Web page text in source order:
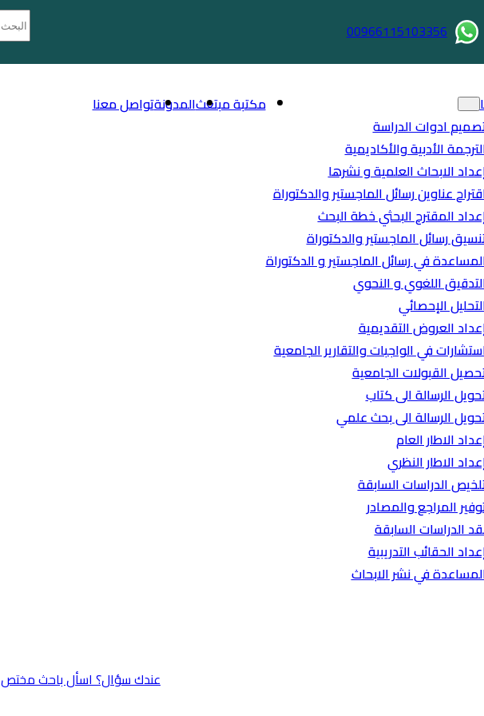
00966115103356
ادوات الدراسة
الأدبية والأكاديمية
الابحاث العلمية و نشرها
عناوين رسائل الماجستير والدكتوراة
المقترح البحثي خطة البحث
رسائل الماجستير والدكتوراة
في رسائل الماجستير و الدكتوراة
اللغوي و النحوي
الإحصائي
العروض التقديمية
في الواجبات والتقارير الجامعية
القبولات الجامعية
الرسالة الى كتاب
الرسالة الى بحث علمي
الاطار العام
الاطار النظري
الدراسات السابقة
المراجع والمصادر
الدراسات السابقة
الحقائب التدريبية
في نشر الابحاث
مكتبة مبتعثالمدونةتواصل معنا
عندك سؤال؟ اسأل باحث مختص